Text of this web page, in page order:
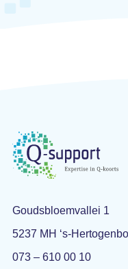
Goudsbloemvallei 1
5237 MH ‘s-
073 – 610 00 10